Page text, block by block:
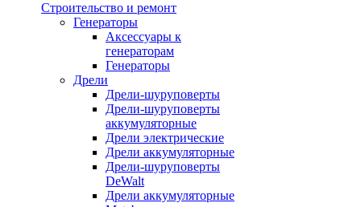
Строительство и ремонт
Генераторы
Аксессуары к
генераторам
Генераторы
Дрели
Дрели-шуруповерты
Дрели-шуруповерты
аккумуляторные
Дрели электрические
Дрели аккумуляторные
Дрели-шуруповерты
DeWalt
Дрели аккумуляторные